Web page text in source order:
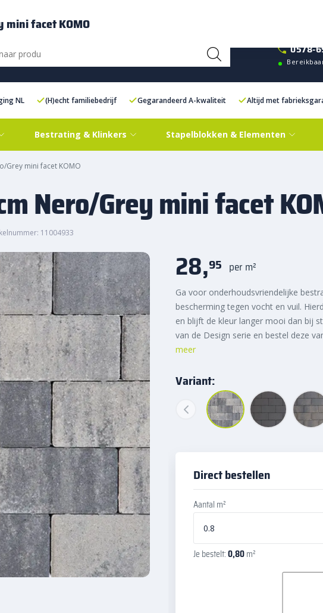
0578-
NL (H)echt familiebedrijf Gegarandeerd A-kwaliteit Altijd met
Bestrating & Klinkers Stapelblokken & Elementen
Grey mini facet KOMO
Nero/Grey mini facet
11004933
28,95 per m²
Ga voor onderhoudsvriendelijke
bescherming tegen vocht en vuil.
en blijft de kleur langer mooi dan bij
van de Design serie en bestel deze
meer
Variant:
Direct bestellen
Aantal m²
Je bestelt:0,80m²
mini facet KOMO